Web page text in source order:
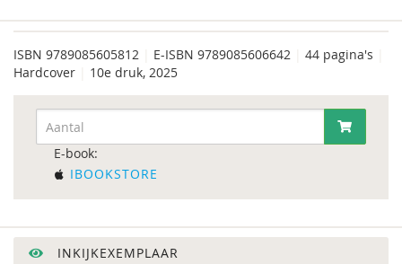
ISBN 9789085605812 E-ISBN 9789085606642 44 pagina's
Hardcover
10e druk, 2025
E-book:
IBOOKSTORE
INKIJKEXEMPLAAR